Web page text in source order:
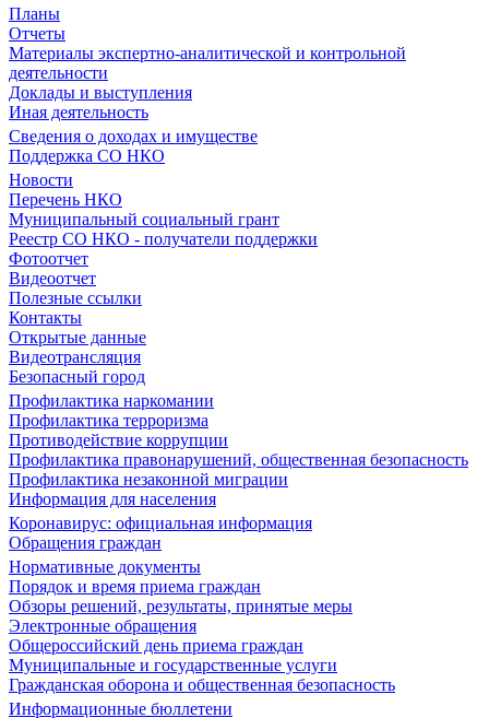
Планы
Отчеты
Материалы экспертно-аналитической и контрольной
деятельности
Доклады и выступления
Иная деятельность
Сведения о доходах и имуществе
Поддержка СО НКО
Новости
Перечень НКО
Муниципальный социальный грант
Реестр СО НКО - получатели поддержки
Фотоотчет
Видеоотчет
Полезные ссылки
Контакты
Открытые данные
Видеотрансляция
Безопасный город
Профилактика наркомании
Профилактика терроризма
Противодействие коррупции
Профилактика правонарушений, общественная безопасность
Профилактика незаконной миграции
Информация для населения
Коронавирус: официальная информация
Обращения граждан
Нормативные документы
Порядок и время приема граждан
Обзоры решений, результаты, принятые меры
Электронные обращения
Общероссийский день приема граждан
Муниципальные и государственные услуги
Гражданская оборона и общественная безопасность
Информационные бюллетени